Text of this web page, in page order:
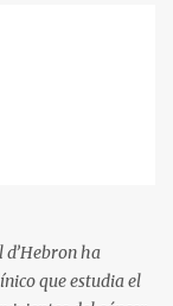
ha
que estudia el